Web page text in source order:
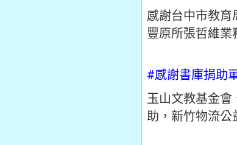
感謝台中市教育
豐原所張哲維業
#感謝書庫捐助
玉山文教基金會
助，新竹物流公